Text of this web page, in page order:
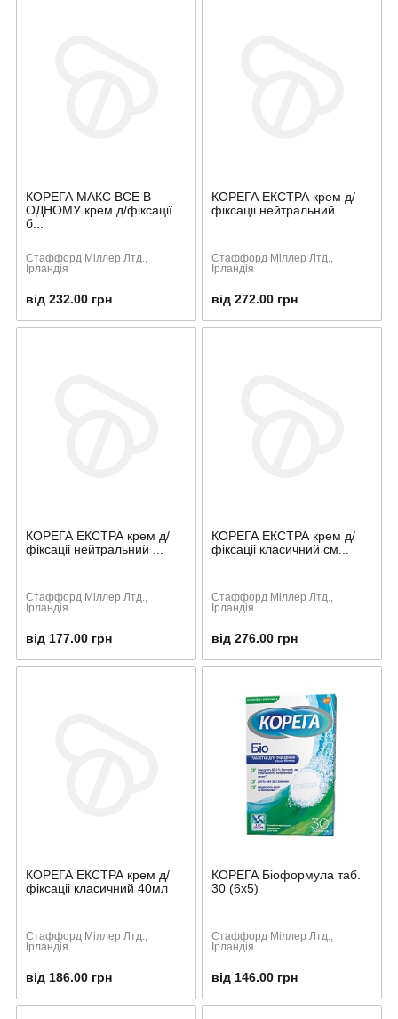
КОРЕГА МАКС ВСЕ В
ОДНОМУ крем д/фіксації
б...
Стаффорд Міллер Лтд.,
Ірландія
від 232.00 грн
КОРЕГА ЕКСТРА крем д/
фіксаціі нейтральний ...
Стаффорд Міллер Лтд.,
Ірландія
від 272.00 грн
КОРЕГА ЕКСТРА крем д/
фіксаціі нейтральний ...
Стаффорд Міллер Лтд.,
Ірландія
від 177.00 грн
КОРЕГА ЕКСТРА крем д/
фіксаціі класичний см...
Стаффорд Міллер Лтд.,
Ірландія
від 276.00 грн
КОРЕГА ЕКСТРА крем д/
фіксаціі класичний 40мл
Стаффорд Міллер Лтд.,
Ірландія
від 186.00 грн
КОРЕГА Біоформула таб.
30 (6х5)
Стаффорд Міллер Лтд.,
Ірландія
від 146.00 грн